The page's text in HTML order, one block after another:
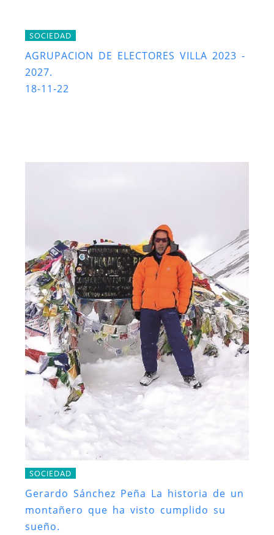
SOCIEDAD
AGRUPACION DE ELECTORES VILLA 2023 -
2027.
18-11-22
SOCIEDAD
Gerardo Sánchez Peña La historia de un
montañero que ha visto cumplido su
sueño.